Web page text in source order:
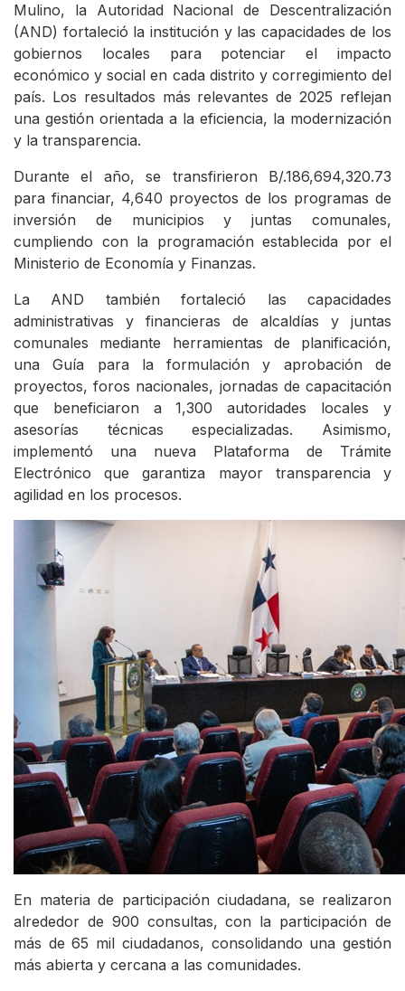
Mulino, la Autoridad Nacional de Descentralización
(AND) fortaleció la institución y las capacidades de los
gobiernos locales para potenciar el impacto
económico y social en cada distrito y corregimiento del
país. Los resultados más relevantes de 2025 reflejan
una gestión orientada a la eficiencia, la modernización
y la transparencia.
Durante el año, se transfirieron B/.186,694,320.73
para financiar, 4,640 proyectos de los programas de
inversión de municipios y juntas comunales,
cumpliendo con la programación establecida por el
Ministerio de Economía y Finanzas.
La AND también fortaleció las capacidades
administrativas y financieras de alcaldías y juntas
comunales mediante herramientas de planificación,
una Guía para la formulación y aprobación de
proyectos, foros nacionales, jornadas de capacitación
que beneficiaron a 1,300 autoridades locales y
asesorías técnicas especializadas. Asimismo,
implementó una nueva Plataforma de Trámite
Electrónico que garantiza mayor transparencia y
agilidad en los procesos.
En materia de participación ciudadana, se realizaron
alrededor de 900 consultas, con la participación de
más de 65 mil ciudadanos, consolidando una gestión
más abierta y cercana a las comunidades.